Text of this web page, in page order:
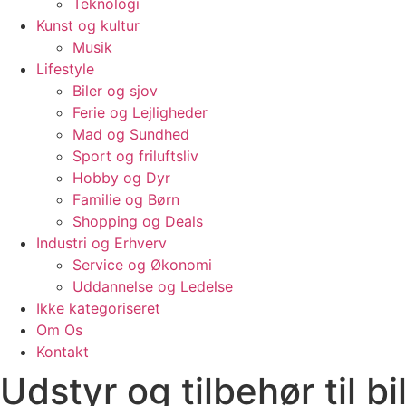
Teknologi
Kunst og kultur
Musik
Lifestyle
Biler og sjov
Ferie og Lejligheder
Mad og Sundhed
Sport og friluftsliv
Hobby og Dyr
Familie og Børn
Shopping og Deals
Industri og Erhverv
Service og Økonomi
Uddannelse og Ledelse
Ikke kategoriseret
Om Os
Kontakt
Udstyr og tilbehør til